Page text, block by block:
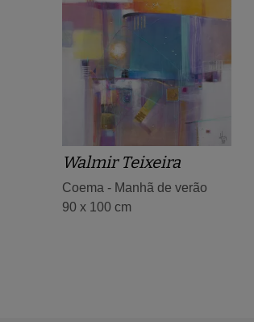
Walmir Teixeira
Coema - Manhã de verão
90 x 100 cm